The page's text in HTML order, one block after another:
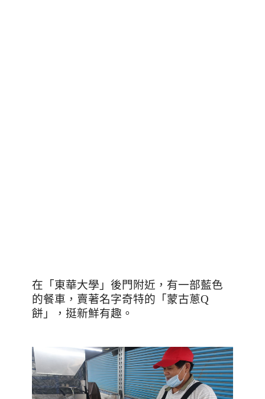
在「東華大學」後門附近，有一部藍色
的餐車，賣著名字奇特的「蒙古蔥Q
餅」，挺新鮮有趣。